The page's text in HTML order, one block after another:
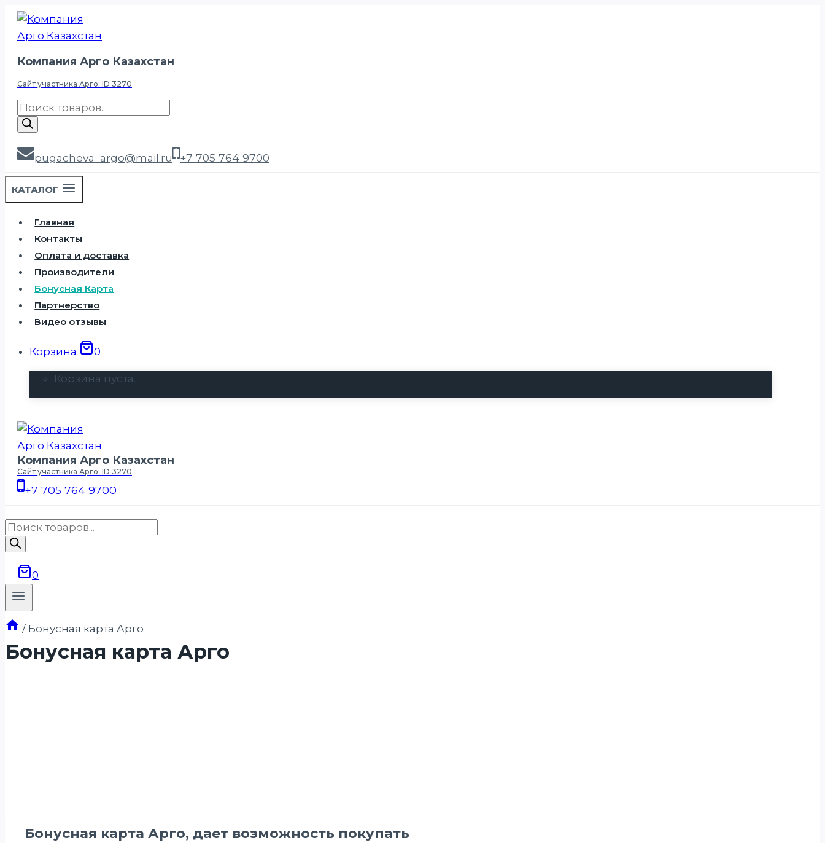
Перейти
Компания Арго Казахстан
Сайт участника Арго: ID 3270
Поиск
товаров
pugacheva_argo@mail.ru +7 705 764 9700
КАТАЛОГ
Главная
Контакты
Оплата и доставка
Производители
Бонусная Карта
Партнерство
Видео отзывы
Корзина 0
Корзина пуста.
Компания Арго Казахстан
Сайт участника Арго: ID 3270
+7 705 764 9700
Поиск
товаров
0
/ Бонусная карта Арго
Бонусная карта Арго
Бонусная карта Арго, дает возможность покупать